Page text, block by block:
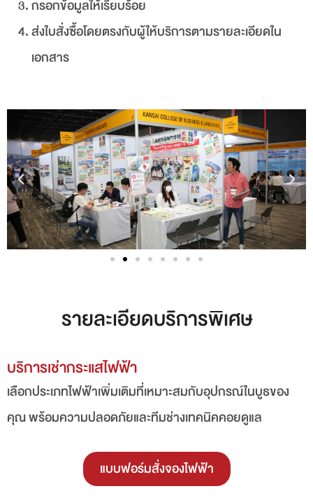
กรอกข้อมูลให้เรียบร้อย
ส่งใบสั่งซื้อโดยตรงกับผู้ให้บริการตามรายละเอียดใน
เอกสาร
รายละเอียดบริการพิเศษ
บริการเช่ากระแสไฟฟ้า
เลือกประเภทไฟฟ้าเพิ่มเติมที่เหมาะสมกับอุปกรณ์ในบูธของ
คุณ พร้อมความปลอดภัยและทีมช่างเทคนิคคอยดูแล
แบบฟอร์มสั่งจองไฟฟ้า